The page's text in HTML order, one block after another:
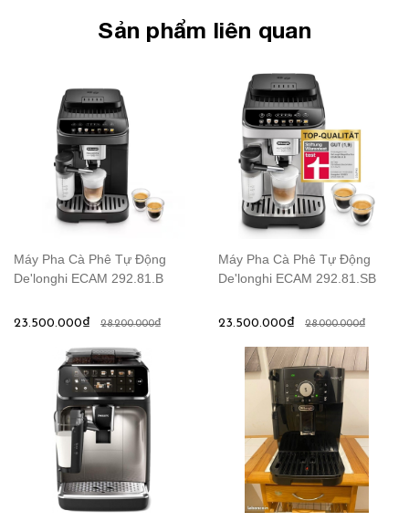
Sản phẩm liên quan
Máy Pha Cà Phê Tự Động
De'longhi ECAM 292.81.B
23.500.000₫ 28.200.000₫
Máy Pha Cà Phê Tự Động
De'longhi ECAM 292.81.SB
23.500.000₫ 28.000.000₫